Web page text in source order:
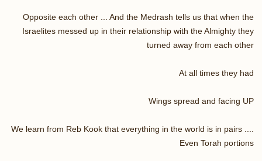
Opposite each other ... And the Medrash tells us that when the
Israelites messed up in their relationship with the Almighty they
turned away from each other
At all times they had
Wings spread and facing UP
We learn from Reb Kook that everything in the world is in pairs ....
Even Torah portions